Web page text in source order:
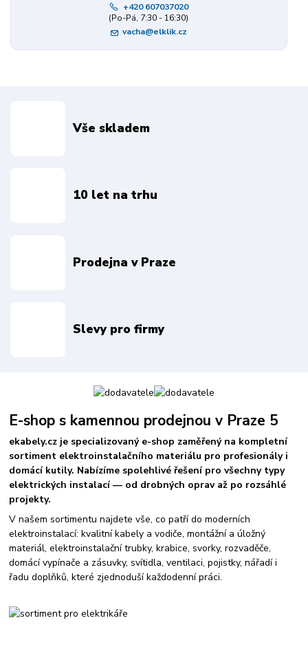
+420 607037020
(Po-Pá, 7:30 - 16:30)
vacha@elklik.cz
Vše skladem
10 let na trhu
Prodejna v Praze
Slevy pro firmy
E-shop s kamennou prodejnou v Praze 5
ekabely.cz je specializovaný e-shop zaměřený na kompletní
sortiment elektroinstalačního materiálu pro profesionály i
domácí kutily. Nabízíme spolehlivé řešení pro všechny typy
elektrických instalací — od drobných oprav až po rozsáhlé
projekty.
V našem sortimentu najdete vše, co patří do moderních
elektroinstalací: kvalitní kabely a vodiče, montážní a úložný
materiál, elektroinstalační trubky, krabice, svorky, rozvaděče,
domácí vypínače a zásuvky, svítidla, ventilaci, pojistky, nářadí i
řadu doplňků, které zjednoduší každodenní práci.